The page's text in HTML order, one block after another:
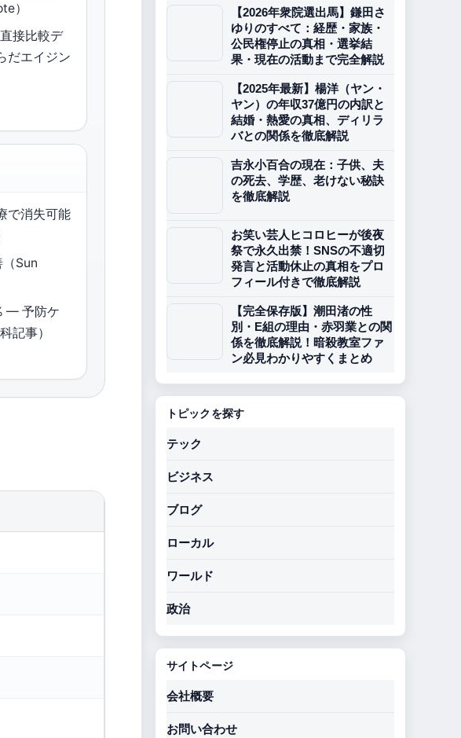
）
接比較デ
だエイジン
で消失可能
Sun
— 予防ケ
記事）
【2026年衆院選出馬】鎌田さ
ゆりのすべて：経歴・家族・
公民権停止の真相・選挙結
果・現在の活動まで完全解説
【2025年最新】楊洋（ヤン・
ヤン）の年収37億円の内訳と
結婚・熱愛の真相、ディリラ
バとの関係を徹底解説
吉永小百合の現在：子供、夫
の死去、学歴、老けない秘訣
を徹底解説
お笑い芸人ヒコロヒーが後夜
祭で永久出禁！SNSの不適切
発言と活動休止の真相をプロ
フィール付きで徹底解説
【完全保存版】潮田渚の性
別・E組の理由・赤羽業との関
係を徹底解説！暗殺教室ファ
ン必見わかりやすくまとめ
トピックを探す
テック
ビジネス
ブログ
ローカル
ワールド
政治
サイトページ
会社概要
お問い合わせ